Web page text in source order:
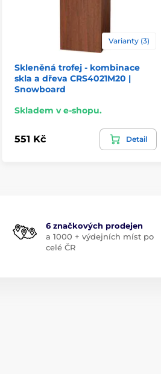
Varianty (3)
Skleněná trofej - kombinace
skla a dřeva CRS4021M20 |
Snowboard
Skladem v e-shopu.
551 Kč Detail
6 značkových prodejen
a 1000 + výdejních míst po
celé ČR